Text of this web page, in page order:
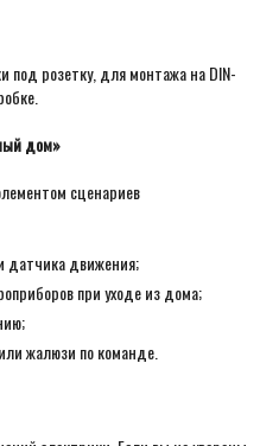
под розетку, для монтажа на DIN-
дом»
сценариев
датчика движения;
при уходе из дома;
жалюзи по команде.